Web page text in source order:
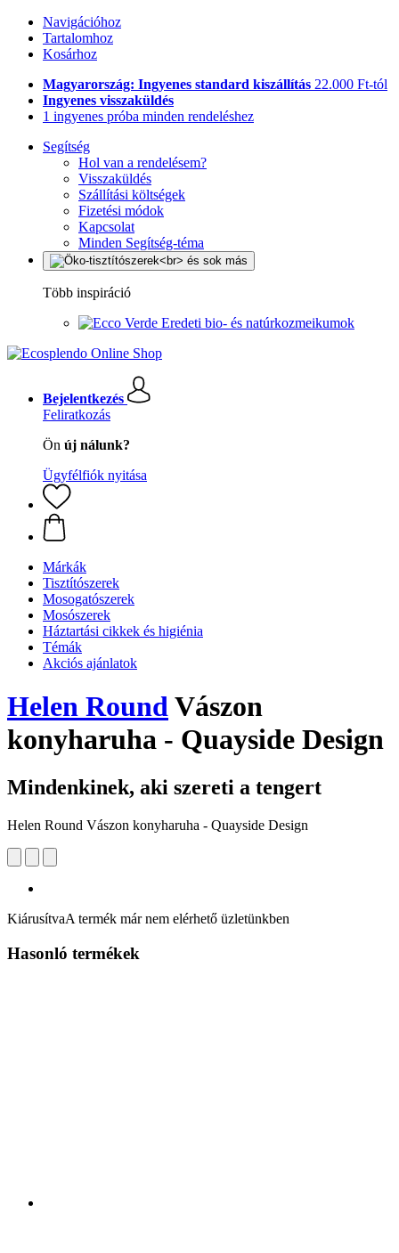
Navigációhoz
Tartalomhoz
Kosárhoz
Magyarország: Ingyenes standard kiszállítás 22.000 Ft-tól
Ingyenes visszaküldés
1 ingyenes próba minden rendeléshez
Segítség
Hol van a rendelésem?
Visszaküldés
Szállítási költségek
Fizetési módok
Kapcsolat
Minden Segítség-téma
Több inspiráció
Eredeti bio- és natúrkozmeikumok
Bejelentkezés
Feliratkozás
Ön új nálunk?
Ügyfélfiók nyitása
Márkák
Tisztítószerek
Mosogatószerek
Mosószerek
Háztartási cikkek és higiénia
Témák
Akciós ajánlatok
Helen RoundVászon
konyharuha - Quayside Design
Mindenkinek, aki szereti a tengert
Helen Round Vászon konyharuha - Quayside Design
KiárusítvaA termék már nem elérhető üzletünkben
Hasonló termékek